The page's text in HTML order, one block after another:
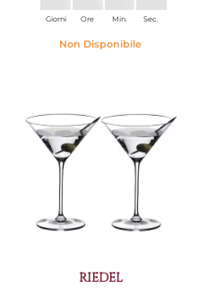
Giorni Ore Min. Sec.
Non Disponibile
RIEDEL